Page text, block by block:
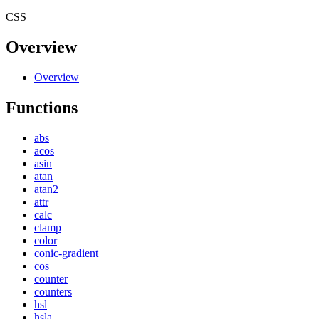
CSS
Overview
Overview
Functions
abs
acos
asin
atan
atan2
attr
calc
clamp
color
conic-gradient
cos
counter
counters
hsl